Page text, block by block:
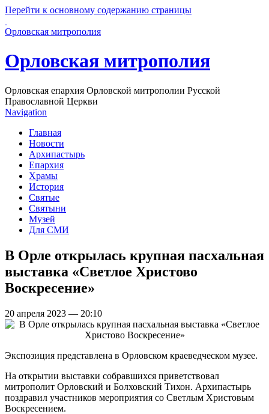
Перейти к основному содержанию страницы
Орловская митрополия
Орловская митрополия
Орловская епархия Орловской митрополии Русской
Православной Церкви
Navigation
Главная
Новости
Архипастырь
Епархия
Храмы
История
Святые
Святыни
Музей
Для СМИ
В Орле открылась крупная пасхальная
выставка «Светлое Христово
Воскресение»
20 апреля 2023 — 20:10
Экспозиция представлена в Орловском краеведческом музее.
На открытии выставки собравшихся приветствовал
митрополит Орловский и Болховский Тихон. Архипастырь
поздравил участников мероприятия со Светлым Христовым
Воскресением.